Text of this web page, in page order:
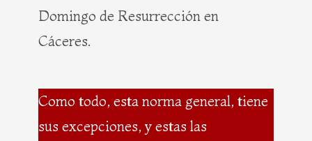
Domingo de Resurrección en
Cáceres.
Como todo, esta norma general, tiene
sus excepciones, y estas las